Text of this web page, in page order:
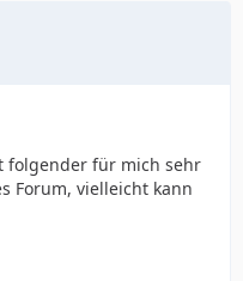
folgender für mich sehr
Forum, vielleicht kann